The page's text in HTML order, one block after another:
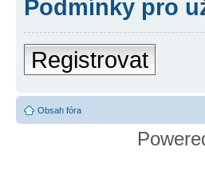
Podmínky pro
Registrovat
Obsah fóra